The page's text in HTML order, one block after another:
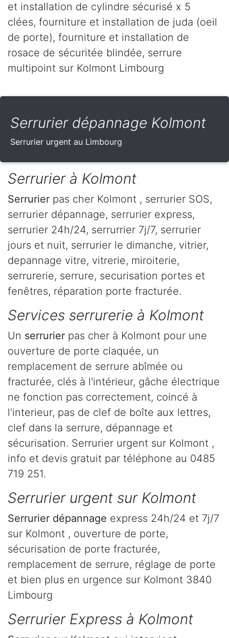
et installation de cylindre sécurisé x 5
clées, fourniture et installation de juda (oeil
de porte), fourniture et installation de
rosace de sécuritée blindée, serrure
multipoint sur Kolmont Limbourg
Serrurier dépannage Kolmont
Serrurier urgent au Limbourg
Serrurier à Kolmont
Serrurier pas cher Kolmont , serrurier SOS,
serrurier dépannage, serrurier express,
serrurier 24h/24, serrurrier 7j/7, serrurier
jours et nuit, serrurier le dimanche, vitrier,
depannage vitre, vitrerie, miroiterie,
serrurerie, serrure, securisation portes et
fenêtres, réparation porte fracturée.
Services serrurerie à Kolmont
Un serrurier pas cher à Kolmont pour une
ouverture de porte claquée, un
remplacement de serrure abîmée ou
fracturée, clés à l'intérieur, gâche électrique
ne fonction pas correctement, coincé à
l'interieur, pas de clef de boîte aux lettres,
clef dans la serrure, dépannage et
sécurisation. Serrurier urgent sur Kolmont ,
info et devis gratuit par téléphone au 0485
719 251.
Serrurier urgent sur Kolmont
Serrurier dépannage express 24h/24 et 7j/7
sur Kolmont , ouverture de porte,
sécurisation de porte fracturée,
remplacement de serrure, réglage de porte
et bien plus en urgence sur Kolmont 3840
Limbourg
Serrurier Express à Kolmont